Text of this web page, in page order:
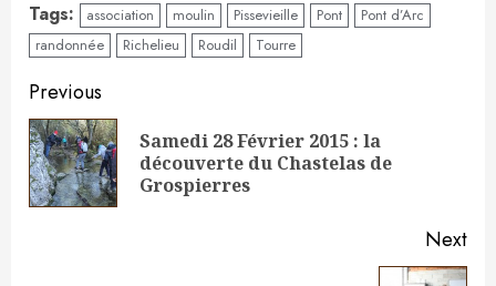
Tags: association moulin Pissevieille Pont
Pont d’Arc
randonnée
Richelieu Roudil Tourre
Continue
Reading
Previous
Samedi 28 Février 2015 : la
découverte du Chastelas de
Grospierres
Next